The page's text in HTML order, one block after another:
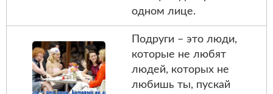
одном лице.
Подруги – это люди,
которые не любят
людей, которых не
любишь ты, пускай